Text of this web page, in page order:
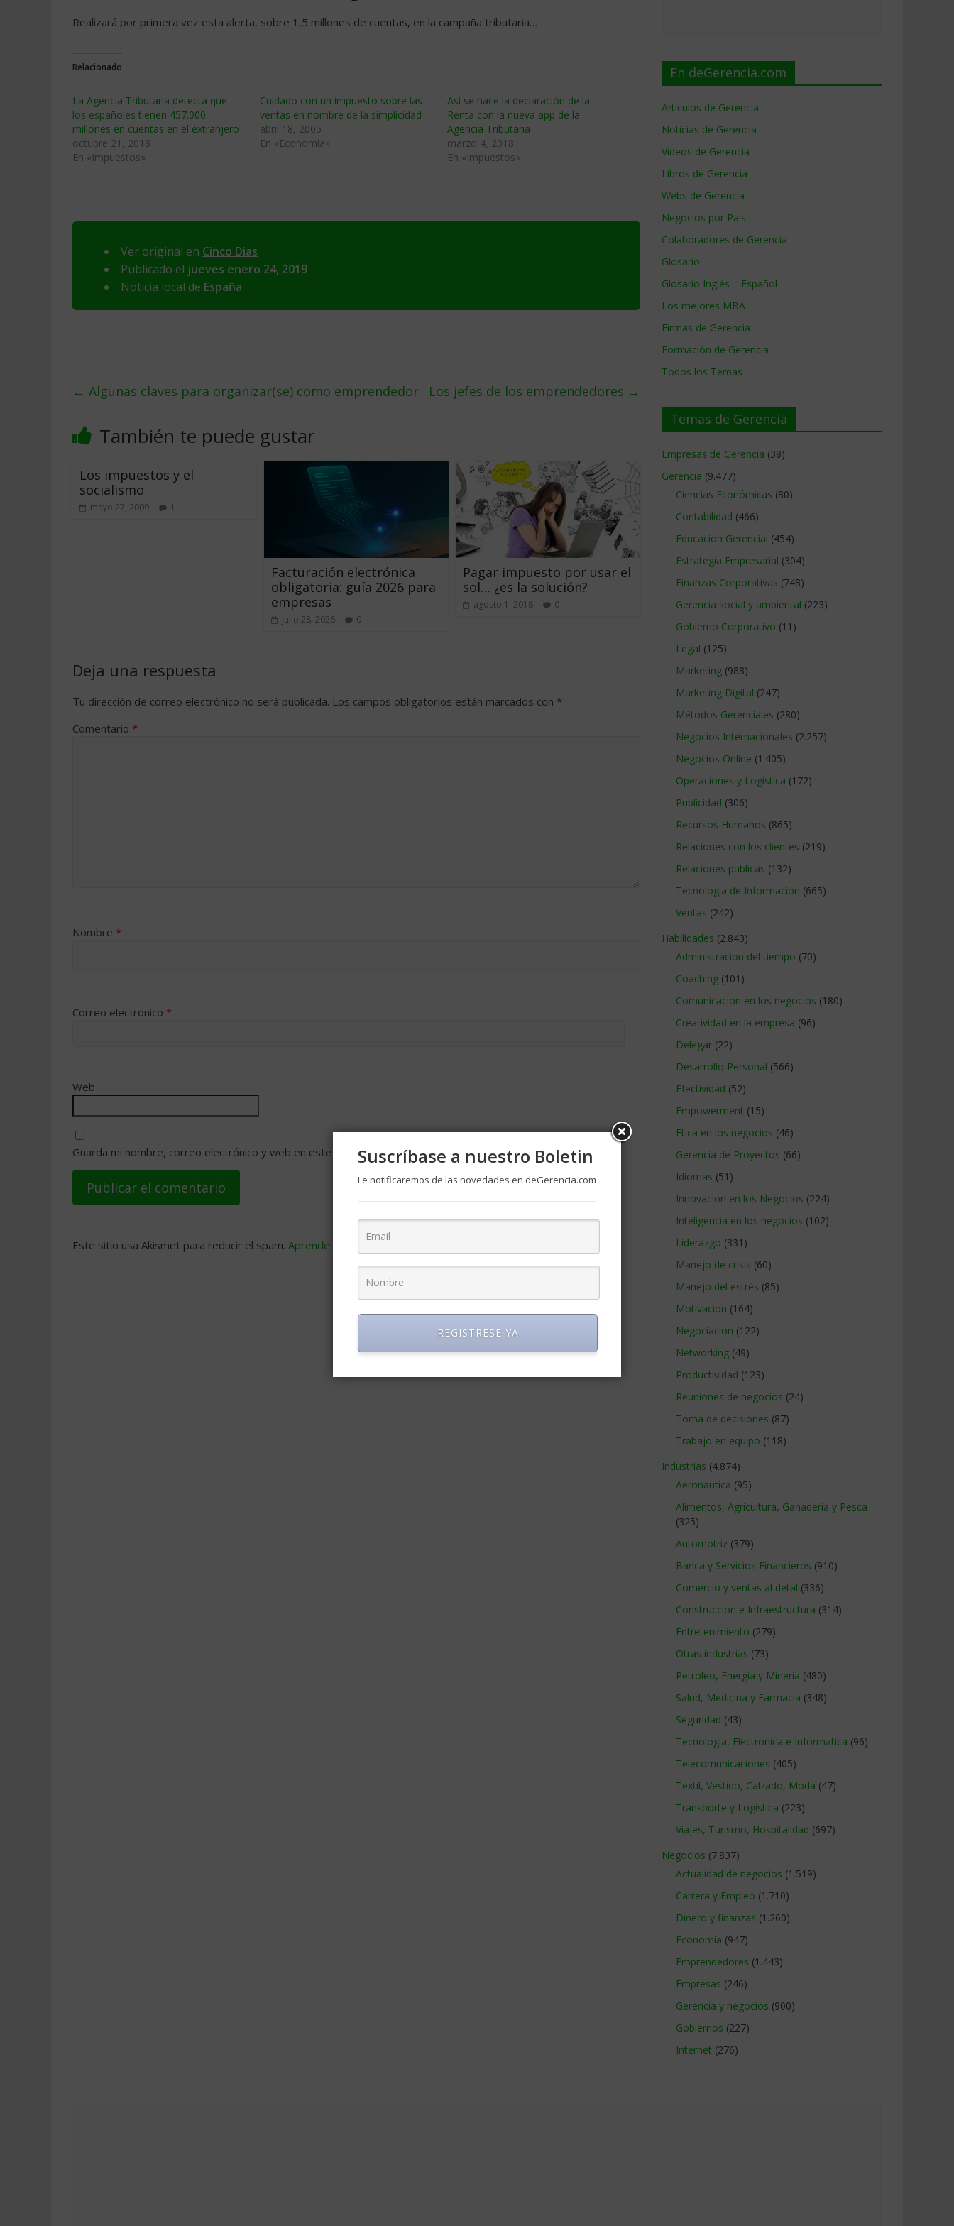
Realizará por primera vez esta alerta, sobre 1,5 millones de cuentas, en la campaña tributaria…
Relacionado
La Agencia Tributaria detecta que
los españoles tienen 457.000
millones en cuentas en el extranjero
octubre 21, 2018
En «Impuestos»
Cuidado con un impuesto sobre las
ventas en nombre de la simplicidad
abril 18, 2005
En «Economía»
Así se hace la declaración de la
Renta con la nueva app de la
Agencia Tributaria
marzo 4, 2018
En «Impuestos»
Ver original en Cinco Dias
Publicado el jueves enero 24, 2019
Noticia local de España
← Algunas claves para organizar(se) como emprendedor Los jefes de los emprendedores →
También te puede gustar
Los impuestos y el
socialismo
mayo 27, 2009 1
Facturación electrónica
obligatoria: guía 2026 para
empresas
julio 28, 2026 0
Pagar impuesto por usar el
sol… ¿es la solución?
agosto 1, 2018 0
Deja una respuesta
Tu dirección de correo electrónico no será publicada. Los campos obligatorios están marcados con *
Comentario *
Nombre *
Correo electrónico *
Web
Guarda mi nombre, correo electrónico y web en este navegador para la próxima vez que comente.
Este sitio usa Akismet para reducir el spam. Aprende cómo se procesan los datos de tus comentarios
En deGerencia.com
Artículos de Gerencia
Noticias de Gerencia
Videos de Gerencia
Libros de Gerencia
Webs de Gerencia
Negocios por País
Colaboradores de Gerencia
Glosario
Glosario Inglés – Español
Los mejores MBA
Firmas de Gerencia
Formación de Gerencia
Todos los Temas
Temas de Gerencia
Empresas de Gerencia (38)
Gerencia (9.477)
Ciencias Económicas (80)
Contabilidad (466)
Educacion Gerencial (454)
Estrategia Empresarial (304)
Finanzas Corporativas (748)
Gerencia social y ambiental (223)
Gobierno Corporativo (11)
Legal (125)
Marketing (988)
Marketing Digital (247)
Métodos Gerenciales (280)
Negocios Internacionales (2.257)
Negocios Online (1.405)
Operaciones y Logística (172)
Publicidad (306)
Recursos Humanos (865)
Relaciones con los clientes (219)
Relaciones publicas (132)
Tecnologia de Informacion (665)
Ventas (242)
Habilidades (2.843)
Administracion del tiempo (70)
Coaching (101)
Comunicacion en los negocios (180)
Creatividad en la empresa (96)
Delegar (22)
Desarrollo Personal (566)
Efectividad (52)
Empowerment (15)
Etica en los negocios (46)
Gerencia de Proyectos (66)
Idiomas (51)
Innovacion en los Negocios (224)
Inteligencia en los negocios (102)
Liderazgo (331)
Manejo de crisis (60)
Manejo del estrés (85)
Motivacion (164)
Negociacion (122)
Networking (49)
Productividad (123)
Reuniones de negocios (24)
Toma de decisiones (87)
Trabajo en equipo (118)
Industrias (4.874)
Aeronautica (95)
Alimentos, Agricultura, Ganaderia y Pesca
(325)
Automotriz (379)
Banca y Servicios Financieros (910)
Comercio y ventas al detal (336)
Construccion e Infraestructura (314)
Entretenimiento (279)
Otras industrias (73)
Petroleo, Energia y Mineria (480)
Salud, Medicina y Farmacia (348)
Seguridad (43)
Tecnologia, Electronica e Informatica (96)
Telecomunicaciones (405)
Textil, Vestido, Calzado, Moda (47)
Transporte y Logistica (223)
Viajes, Turismo, Hospitalidad (697)
Negocios (7.837)
Actualidad de negocios (1.519)
Carrera y Empleo (1.710)
Dinero y finanzas (1.260)
Economía (947)
Emprendedores (1.443)
Empresas (246)
Gerencia y negocios (900)
Gobiernos (227)
Internet (276)
Suscríbase a nuestro Boletin
Le notificaremos de las novedades en deGerencia.com
REGISTRESE YA